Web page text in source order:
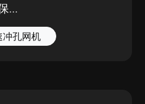
...
冲孔网机